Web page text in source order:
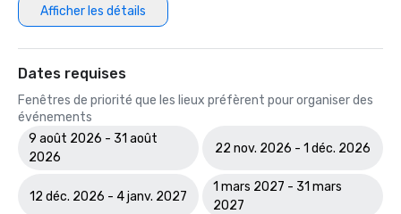
Afficher les détails
Dates requises
Fenêtres de priorité que les lieux préfèrent pour organiser des
événements
9 août 2026 - 31 août
2026
22 nov. 2026 - 1 déc. 2026
12 déc. 2026 - 4 janv. 2027
1 mars 2027 - 31 mars
2027